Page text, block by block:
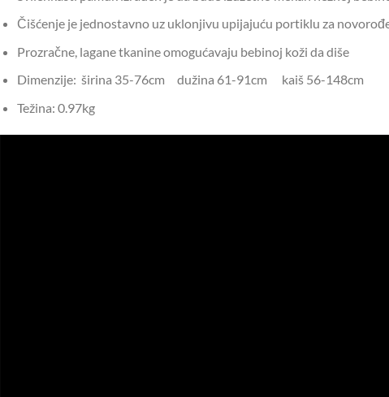
Čišćenje je jednostavno uz uklonjivu upijajuću portiklu za
Prozračne, lagane tkanine omogućavaju bebinoj koži da diše
Dimenzije: širina 35-76cm dužina 61-91cm kaiš 56-148cm
Težina: 0.97kg